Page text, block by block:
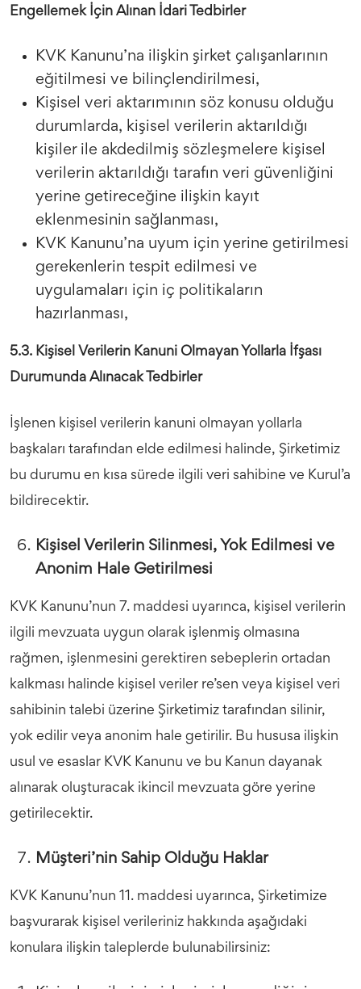
Engellemek İçin Alınan İdari Tedbirler
KVK Kanunu’na ilişkin şirket çalışanlarının
eğitilmesi ve bilinçlendirilmesi,
Kişisel veri aktarımının söz konusu olduğu
durumlarda, kişisel verilerin aktarıldığı
kişiler ile akdedilmiş sözleşmelere kişisel
verilerin aktarıldığı tarafın veri güvenliğini
yerine getireceğine ilişkin kayıt
eklenmesinin sağlanması,
KVK Kanunu’na uyum için yerine getirilmesi
gerekenlerin tespit edilmesi ve
uygulamaları için iç politikaların
hazırlanması,
5.3. Kişisel Verilerin Kanuni Olmayan Yollarla İfşası
Durumunda Alınacak Tedbirler
İşlenen kişisel verilerin kanuni olmayan yollarla
başkaları tarafından elde edilmesi halinde, Şirketimiz
bu durumu en kısa sürede ilgili veri sahibine ve Kurul’a
bildirecektir.
Kişisel Verilerin Silinmesi, Yok Edilmesi ve
Anonim Hale Getirilmesi
KVK Kanunu’nun 7. maddesi uyarınca, kişisel verilerin
ilgili mevzuata uygun olarak işlenmiş olmasına
rağmen, işlenmesini gerektiren sebeplerin ortadan
kalkması halinde kişisel veriler re’sen veya kişisel veri
sahibinin talebi üzerine Şirketimiz tarafından silinir,
yok edilir veya anonim hale getirilir. Bu hususa ilişkin
usul ve esaslar KVK Kanunu ve bu Kanun dayanak
alınarak oluşturacak ikincil mevzuata göre yerine
getirilecektir.
Müşteri’nin Sahip Olduğu Haklar
KVK Kanunu’nun 11. maddesi uyarınca, Şirketimize
başvurarak kişisel verileriniz hakkında aşağıdaki
konulara ilişkin taleplerde bulunabilirsiniz: